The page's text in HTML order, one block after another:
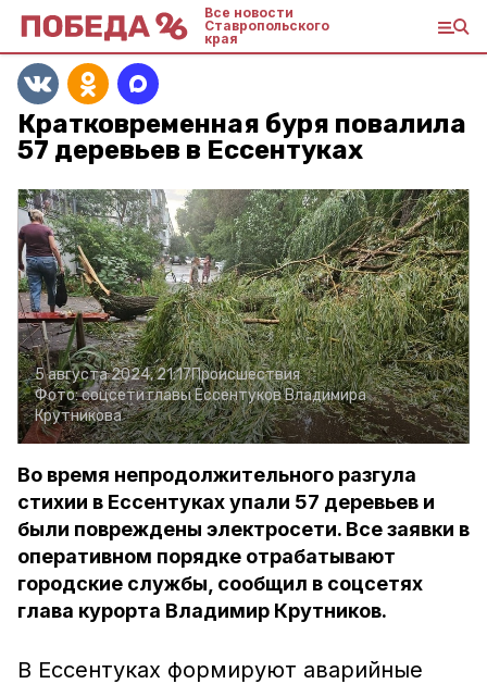
Все новости
Ставропольского
края
Кратковременная буря повалила
57 деревьев в Ессентуках
5 августа 2024, 21:17Происшествия
Фото:соцсети главы Ессентуков Владимира
Крутникова
Во время непродолжительного разгула
стихии в Ессентуках упали 57 деревьев и
были повреждены электросети. Все заявки в
оперативном порядке отрабатывают
городские службы, сообщил в соцсетях
глава курорта Владимир Крутников.
В Ессентуках формируют аварийные